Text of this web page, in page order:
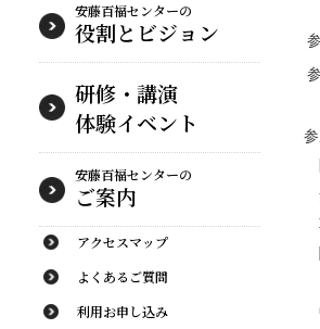
安藤百福センターの
役割とビジョン
研修・講演
体験イベント
安藤百福センターの
ご案内
アクセスマップ
よくあるご質問
利用お申し込み